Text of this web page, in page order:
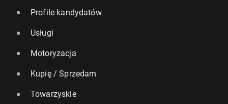
Profile kandydatów
Usługi
Motoryzacja
Kupię / Sprzedam
Towarzyskie